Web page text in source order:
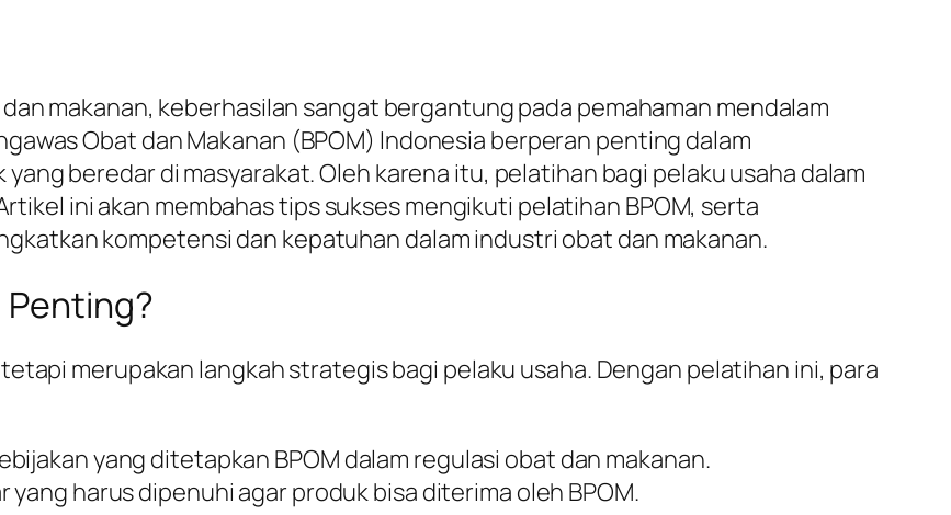
makanan, keberhasilan sangat bergantung pada pemahaman mendalam
Obat dan Makanan (BPOM) Indonesia berperan penting dalam
beredar di masyarakat. Oleh karena itu, pelatihan bagi pelaku usaha dalam
ini akan membahas tips sukses mengikuti pelatihan BPOM, serta
kompetensi dan kepatuhan dalam industri obat dan makanan.
Penting?
merupakan langkah strategis bagi pelaku usaha. Dengan pelatihan ini, para
yang ditetapkan BPOM dalam regulasi obat dan makanan.
harus dipenuhi agar produk bisa diterima oleh BPOM.